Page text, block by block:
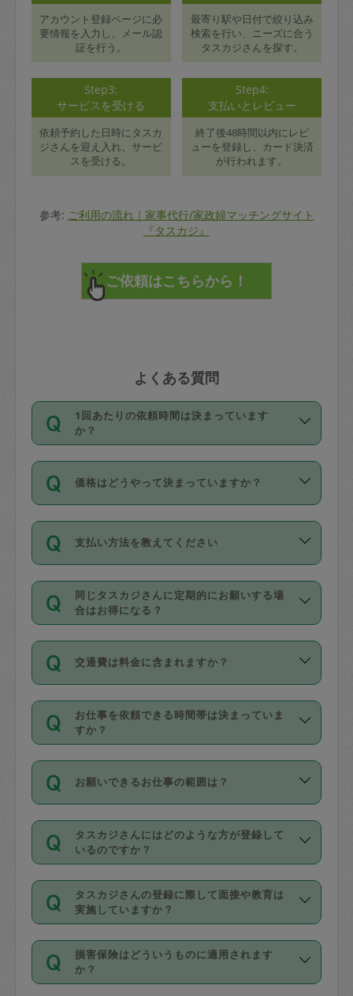
アカウント登録ページに必
要情報を入力し、メール認
証を行う。
最寄り駅や日付で絞り込み
検索を行い、ニーズに合う
タスカジさんを探す。
Step3:
サービスを受ける
依頼予約した日時にタスカ
ジさんを迎え入れ、サービ
スを受ける。
Step4:
支払いとレビュー
終了後48時間以内にレビ
ューを登録し、カード決済
が行われます。
参考: ご利用の流れ｜家事代行/家政婦マッチングサイト
『タスカジ』
よくある質問
1回あたりの依頼時間は決まっています
か？
依頼1回につき3時間固定です。3時間を
超えて依頼したい場合は、延長機能をご
利用ください。機能をご利用いただくに
の上事前申請することが必要です。な
お、3時間を下回っても、値引き等はござ
いません。
価格はどうやって決まっていますか？
11種類の価格帯の中からタスカジさん自
身が価格を選んで設定しています。
タスカジさんの価格設定には最初は制限
があり、レビュー件数、レビューの平均
値、などで除々に設定可能な最高額が上
がっていく仕組みになっています。
支払い方法を教えてください
お支払方法はクレジットカード（Visa／
Master／JCB／AMERICAN EXPRESS／
Diners Club）のみとなります。
を行う際にご入力ください。プロフィー
ル登録時にはご入力いただかなくても大
丈夫です。
デビットカード・プリペイドカード（Vプ
リカ、au WALLETなど）は支払にはご利
銀行振込や現金払いも対応していませ
なお、タスカジさんの交通費も、依頼料
金のご請求と合わせてお支払いとなりま
動計算で表示されます。
同じタスカジさんに定期的にお願いする場
合はお得になる？
依頼には「スポット」と「定期（毎週｜
隔週）」があり、「定期」の依頼は「ス
ポット」よりお得な料金でご利用できま
す。
定期の最低利用回数は設けていない代わ
りに、一定数を超えたキャンセルは有償
（例：毎週定期の場合は３回以上のキャ
ンセルが有償（1200円、隔週定期の場合
は２回以上のキャンセルが有償（1200
交通費は料金に含まれますか？
交通費は依頼料金とは別途発生し、依頼
料金のご請求と合わせてお支払いとなり
ます。交通費の金額は「依頼の詳細」に
お仕事を依頼できる時間帯は決まっていま
すか？
時間帯は3種類あります。いずれも１回あ
たり３時間です。
・ＡＭ ９時～１２時
・ＰＭ １３時～１６時
・夜 １８時～２１時
開始時間を２時間前後変更することが可
能です。依頼送信後、個別にタスカジさ
んにメッセージを送り調整してくださ
い。ただし、２時間を越えての調整はで
お願いできるお仕事の範囲は？
掃除、整理収納、洗濯、買い物、料理、
作り置きです。タスカジさんによってで
きる仕事の範囲が異なりますので、依頼
する前にタスカジさんのプロフィールで
確認してください。
基本的に、高所での作業や危険作業、屋
外での作業は対象外です。
タスカジさんにはどのような方が登録して
いるのですか？
主婦として長年の家事経験をお持ちの
方、栄養士・調理師といった資格者で保
育園や学校の給食やレストランで料理関
係の専門職に従事されていた方、日本で
すでにハウスキーパーや英語の先生とし
てお仕事をしているフィリピン出身の
タスカジさんの登録に際して面接や教育は
実施していますか？
応募の際に、各自事務局との面接と説明
を行っています。その後、身分証明書の
写真提出をしていただいています。外国
損害保険はどういうものに適用されます
か？